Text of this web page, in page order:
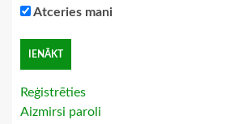
Atceries mani
Reģistrēties
Aizmirsi paroli